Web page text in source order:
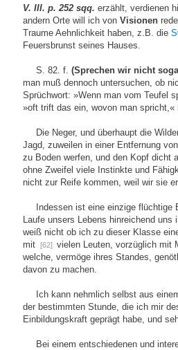
V. III. p. 252 sqq. erzählt, verdienen
andern Orte will ich von Visionen
Traume Aehnlichkeit haben, z.B. die
Feuersbrunst seines Hauses.
S. 82. f.(Sprechen wir nicht
man muß dennoch untersuchen, ob
Sprüchwort: »Wenn man vom Teufel
»oft trift das ein, wovon man spricht,«
Die Neger, und überhaupt die
Jagd, zuweilen in einer Entfernung
zu Boden werfen, und den Kopf dicht
ohne Zweifel viele Instinkte und
nicht zur Reife kommen, weil wir sie
Indessen ist eine einzige flüchtige
Laufe unsers Lebens hinreichend
weiß nicht ob ich zu dieser Klasse
mit
[62] vielen Leuten, vorzüglich mit
welche, vermöge ihres Standes,
davon zu machen.
Ich kann nehmlich selbst aus
der bestimmten Stunde, die ich mir
Einbildungskraft geprägt habe, und
Bei einem entschiedenen und